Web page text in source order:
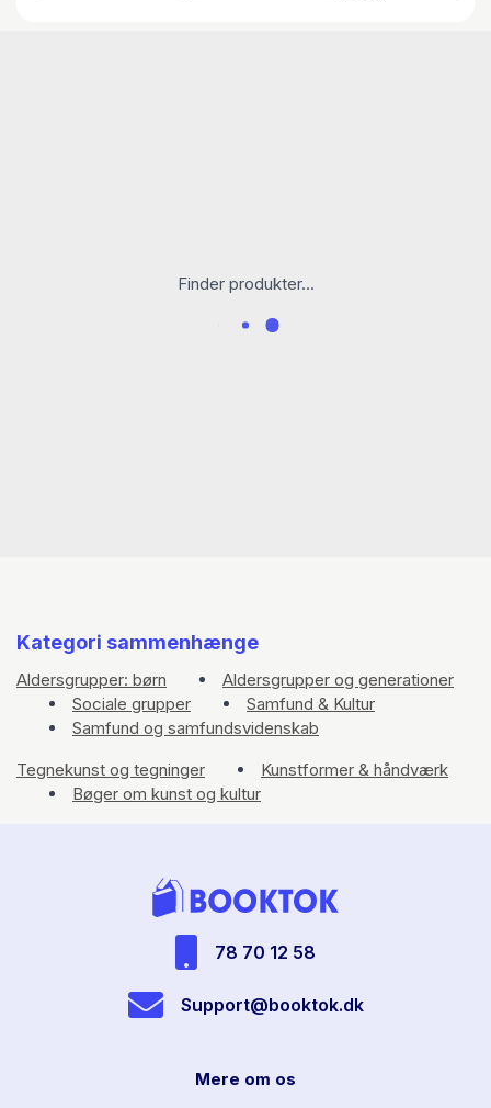
Finder produkter...
Kategori sammenhænge
Aldersgrupper: børn
Aldersgrupper og generationer
Sociale grupper
Samfund & Kultur
Samfund og samfundsvidenskab
Tegnekunst og tegninger
Kunstformer & håndværk
Bøger om kunst og kultur
78 70 12 58
Support@booktok.dk
Mere om os